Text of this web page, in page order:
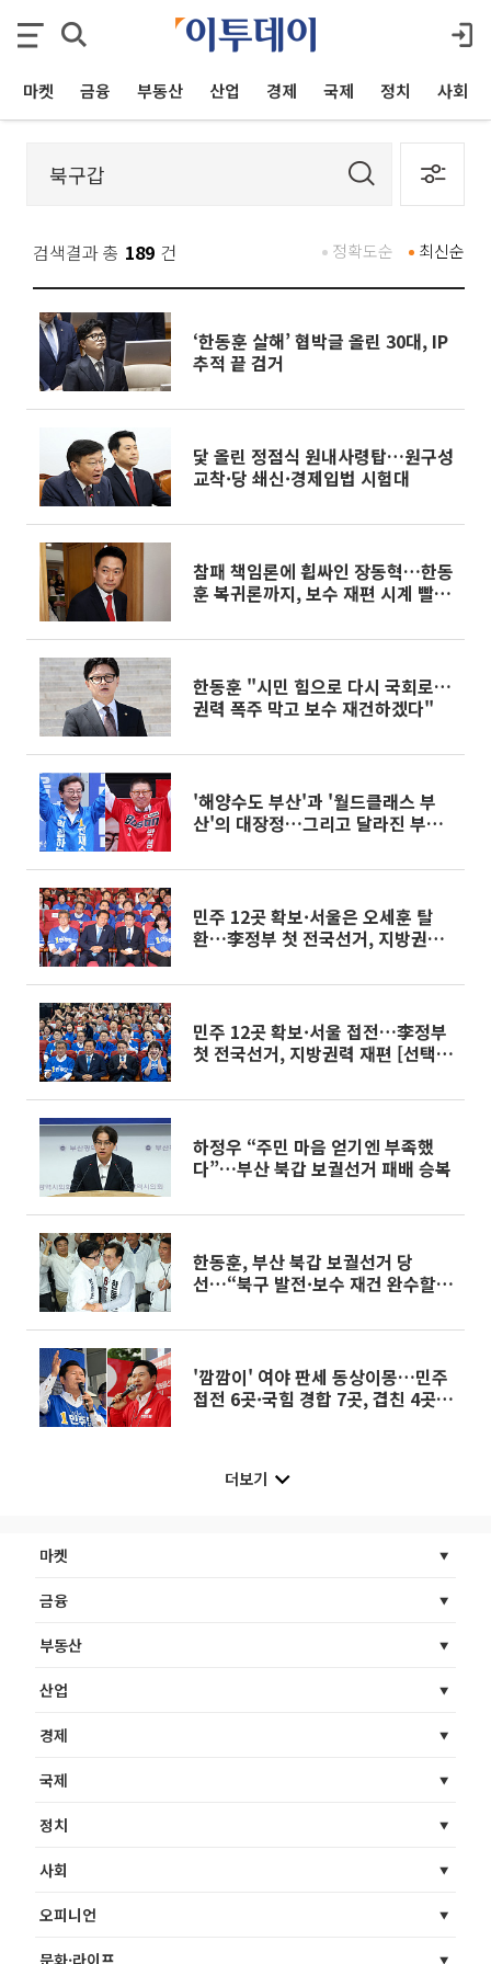
마켓 금융 부동산 산업 경제 국제 정치 사회
검색결과 총 189 건 최신순
정확도순
‘한동훈 살해’ 협박글 올린 30대, IP
추적 끝 검거
닻 올린 정점식 원내사령탑…원구성
교착·당 쇄신·경제입법 시험대
참패 책임론에 휩싸인 장동혁…한동
훈 복귀론까지, 보수 재편 시계 빨라
한동훈 "시민 힘으로 다시 국회로…
권력 폭주 막고 보수 재건하겠다"
'해양수도 부산'과 '월드클래스 부
산'의 대장정…그리고 달라진 부산
민주 12곳 확보·서울은 오세훈 탈
환…李정부 첫 전국선거, 지방권력
민주 12곳 확보·서울 접전…李정부
첫 전국선거, 지방권력 재편 [선택,
하정우 “주민 마음 얻기엔 부족했
다”…부산 북갑 보궐선거 패배 승복
한동훈, 부산 북갑 보궐선거 당
선…“북구 발전·보수 재건 완수할
'깜깜이' 여야 판세 동상이몽…민주
접전 6곳·국힘 경합 7곳, 겹친 4곳
더보기
마켓
금융
부동산
산업
경제
국제
정치
사회
오피니언
문화·라이프